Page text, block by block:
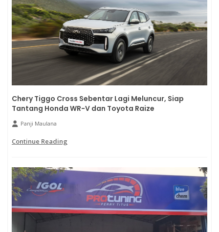
Chery Tiggo Cross Sebentar Lagi Meluncur, Siap
Tantang Honda WR-V dan Toyota Raize
Panji Maulana
Continue Reading